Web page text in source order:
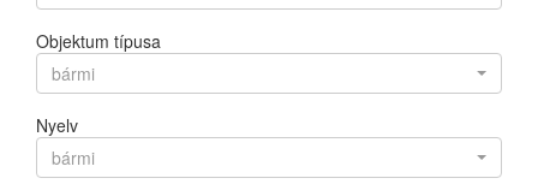
Objektum típusa
bármi
Nyelv
bármi